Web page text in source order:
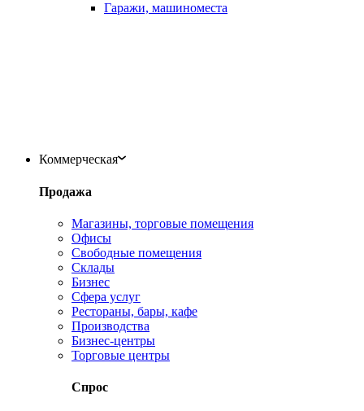
Гаражи, машиноместа
Коммерческая
Продажа
Магазины, торговые помещения
Офисы
Свободные помещения
Склады
Бизнес
Сфера услуг
Рестораны, бары, кафе
Производства
Бизнес-центры
Торговые центры
Спрос